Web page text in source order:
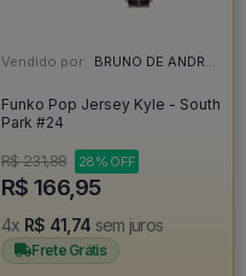
Vendido por: BRUNO DE ANDRADE CLEMENTE - SC
Funko Pop Jersey Kyle - South
Park #24
R$ 231,88 28% OFF
R$ 166,95
4x R$ 41,74 sem juros
Frete Grátis